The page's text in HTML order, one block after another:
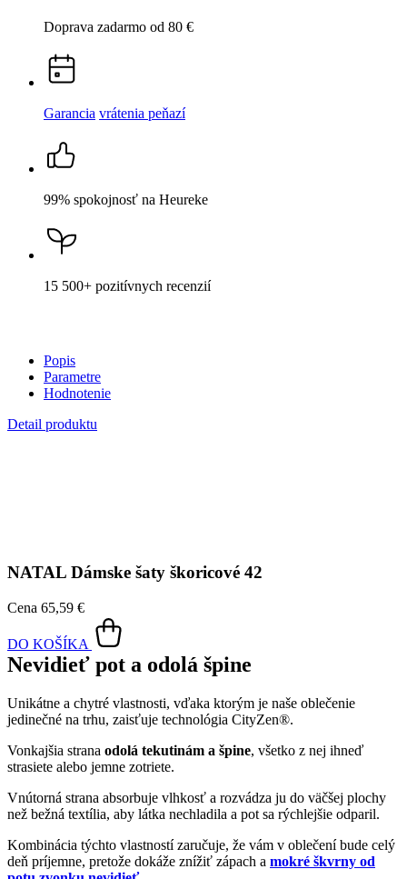
Doprava zadarmo od 80 €
Garancia vrátenia peňazí
99% spokojnosť na Heureke
15 500+ pozitívnych recenzií
Popis
Parametre
Hodnotenie
Detail produktu
NATAL Dámske šaty škoricové 42
Cena 65,59 €
DO KOŠÍKA
Nevidieť pot a odolá špine
Unikátne a chytré vlastnosti, vďaka ktorým je naše oblečenie
jedinečné na trhu, zaisťuje technológia CityZen®.
Vonkajšia strana odolá tekutinám a špine, všetko z nej ihneď
strasiete alebo jemne zotriete.
Vnútorná strana absorbuje vlhkosť a rozvádza ju do väčšej plochy
než bežná textília, aby látka nechladila a pot sa rýchlejšie odparil.
Kombinácia týchto vlastností zaručuje, že vám v oblečení bude celý
deň príjemne, pretože dokáže znížiť zápach a mokré škvrny od